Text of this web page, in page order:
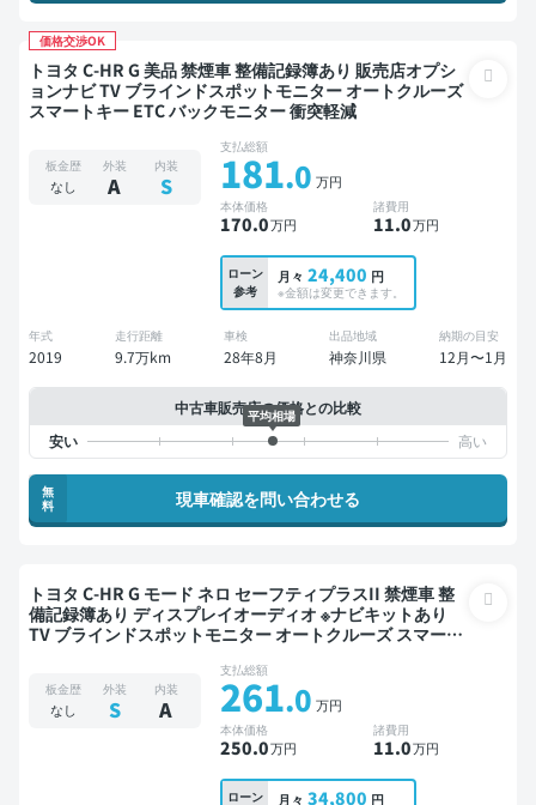
価格交渉OK
トヨタ C-HR G 美品 禁煙車 整備記録簿あり 販売店オプシ
ョンナビ TV ブラインドスポットモニター オートクルーズ
スマートキー ETC バックモニター 衝突軽減
板金歴
なし
外装
A
内装
S
支払総額
181.0 万円
本体価格
170.0万円
諸費用
11.0万円
ローン
参考
月々 24,400 円
※金額は変更できます。
年式
2019
走行距離
9.7万km
車検
28年8月
出品地域
神奈川県
納期の目安
12月〜1月
中古車販売店の価格との比較
平均相場
無
料
現車確認を問い合わせる
トヨタ C-HR G モード ネロ セーフティプラスII 禁煙車 整
備記録簿あり ディスプレイオーディオ ※ナビキットあり
TV ブラインドスポットモニター オートクルーズ スマート
板金歴
なし
外装
S
内装
A
支払総額
261.0 万円
本体価格
250.0万円
諸費用
11.0万円
ローン
月々 34,800 円